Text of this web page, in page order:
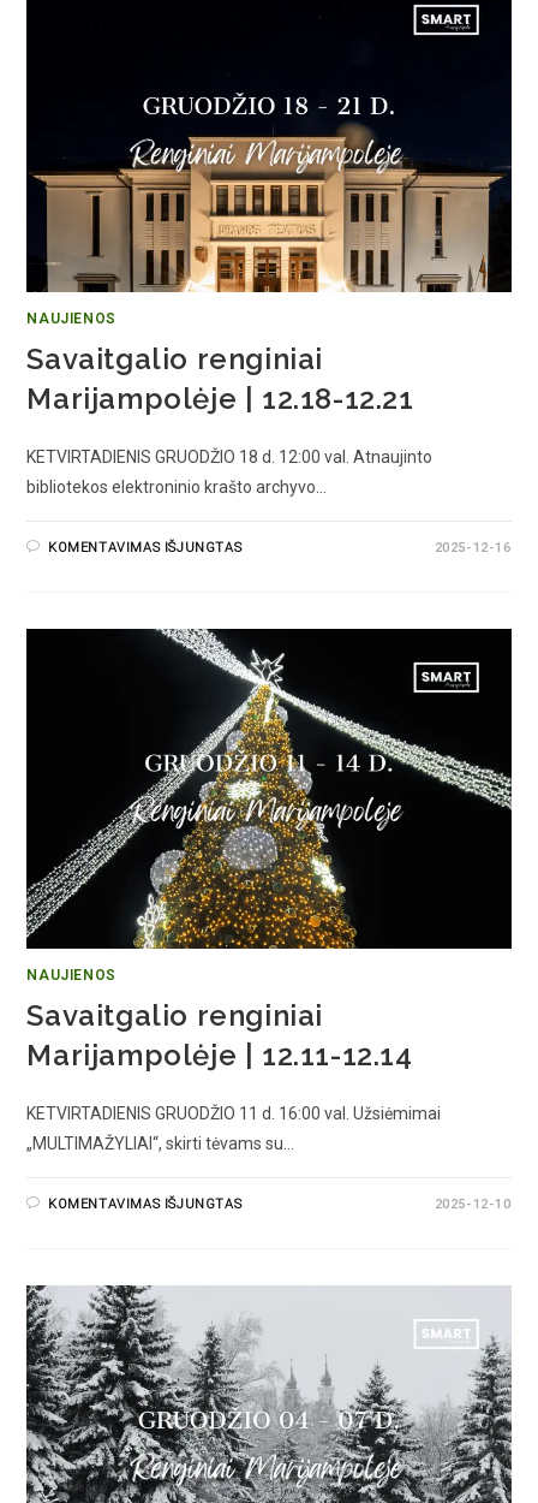
NAUJIENOS
Savaitgalio renginiai
Marijampolėje | 12.18-12.21
KETVIRTADIENIS GRUODŽIO 18 d. 12:00 val. Atnaujinto
bibliotekos elektroninio krašto archyvo…
KOMENTAVIMAS IŠJUNGTAS 2025-12-16
NAUJIENOS
Savaitgalio renginiai
Marijampolėje | 12.11-12.14
KETVIRTADIENIS GRUODŽIO 11 d. 16:00 val. Užsiėmimai
„MULTIMAŽYLIAI“, skirti tėvams su…
KOMENTAVIMAS IŠJUNGTAS 2025-12-10